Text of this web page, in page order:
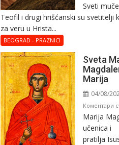
Sveti
Teofil i drugi hrišćanski su svetitelji
za veru u Hrista...
BEOGRAD - PRAZNICI
Sveta
Marija
04/08/
Коментари
Marija
učenica i
pratilja